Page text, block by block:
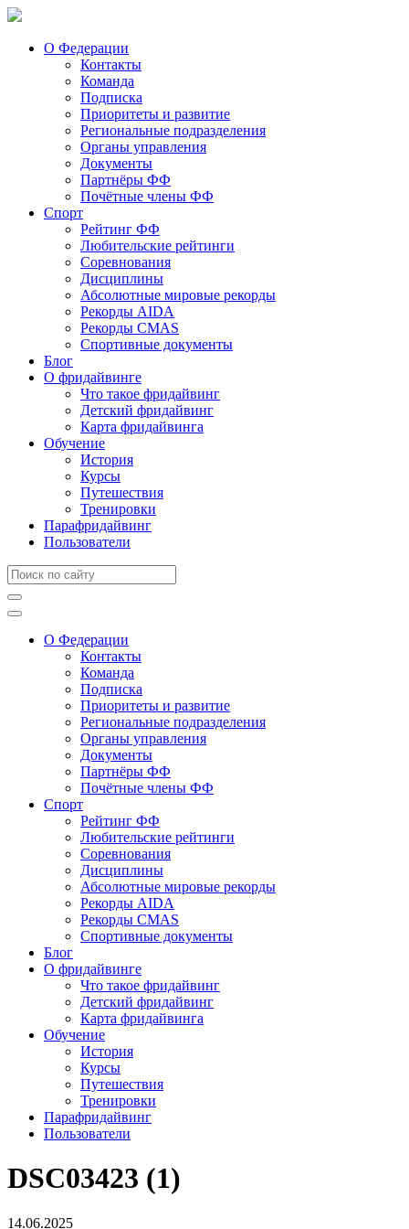
О Федерации
Контакты
Команда
Подписка
Приоритеты и развитие
Региональные подразделения
Органы управления
Документы
Партнёры ФФ
Почётные члены ФФ
Спорт
Рейтинг ФФ
Любительские рейтинги
Соревнования
Дисциплины
Абсолютные мировые рекорды
Рекорды AIDA
Рекорды CMAS
Спортивные документы
Блог
О фридайвинге
Что такое фридайвинг
Детский фридайвинг
Карта фридайвинга
Обучение
История
Курсы
Путешествия
Тренировки
Парафридайвинг
Пользователи
О Федерации
Контакты
Команда
Подписка
Приоритеты и развитие
Региональные подразделения
Органы управления
Документы
Партнёры ФФ
Почётные члены ФФ
Спорт
Рейтинг ФФ
Любительские рейтинги
Соревнования
Дисциплины
Абсолютные мировые рекорды
Рекорды AIDA
Рекорды CMAS
Спортивные документы
Блог
О фридайвинге
Что такое фридайвинг
Детский фридайвинг
Карта фридайвинга
Обучение
История
Курсы
Путешествия
Тренировки
Парафридайвинг
Пользователи
DSC03423 (1)
14.06.2025